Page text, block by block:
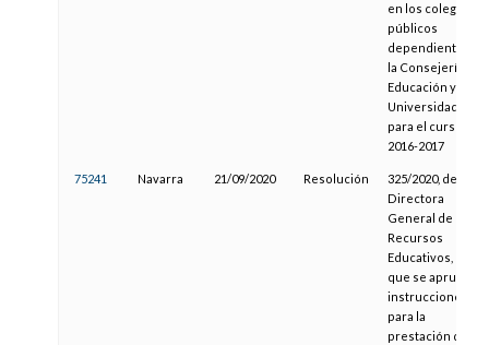
en los colegios
públicos
dependientes de
la Consejería de
Educación y
Universidades
para el curso
2016-2017
75241 Navarra 21/09/2020 Resolución
325/2020, de la
Directora
General de
Recursos
Educativos, por la
que se aprueban
instrucciones
para la
prestación del